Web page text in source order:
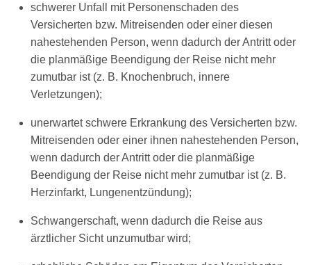
schwerer Unfall mit Personenschaden des
Versicherten bzw. Mitreisenden oder einer diesen
nahestehenden Person, wenn dadurch der Antritt oder
die planmäßige Beendigung der Reise nicht mehr
zumutbar ist (z. B. Knochenbruch, innere
Verletzungen);
unerwartet schwere Erkrankung des Versicherten bzw.
Mitreisenden oder einer ihnen nahestehenden Person,
wenn dadurch der Antritt oder die planmäßige
Beendigung der Reise nicht mehr zumutbar ist (z. B.
Herzinfarkt, Lungenentzündung);
Schwangerschaft, wenn dadurch die Reise aus
ärztlicher Sicht unzumutbar wird;